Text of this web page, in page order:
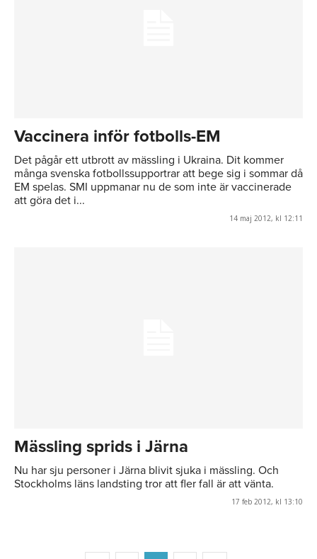
Vaccinera inför fotbolls-EM
Det pågår ett utbrott av mässling i Ukraina. Dit kommer
många svenska fotbollssupportrar att bege sig i sommar då
EM spelas. SMI uppmanar nu de som inte är vaccinerade
att göra det i...
14 maj 2012, kl 12:11
Mässling sprids i Järna
Nu har sju personer i Järna blivit sjuka i mässling. Och
Stockholms läns landsting tror att fler fall är att vänta.
17 feb 2012, kl 13:10